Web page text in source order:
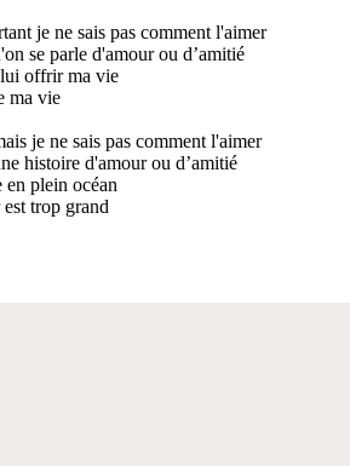
je ne sais pas comment l'aimer
se parle d'amour ou d’amitié
offrir ma vie
ma vie
je ne sais pas comment l'aimer
histoire d'amour ou d’amitié
en plein océan
trop grand